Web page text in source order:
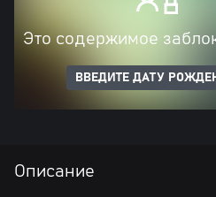
Это содержимое
ВВЕДИТЕ ДАТУ
Описание